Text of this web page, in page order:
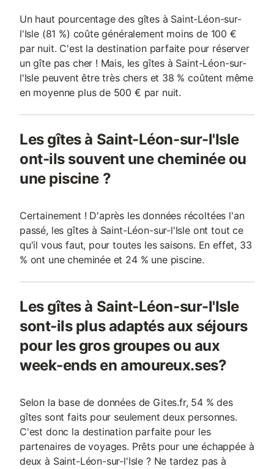
Un haut pourcentage des gîtes à Saint-Léon-sur-
l'Isle (81 %) coûte généralement moins de 100 €
par nuit. C'est la destination parfaite pour réserver
un gîte pas cher ! Mais, les gîtes à Saint-Léon-sur-
l'Isle peuvent être très chers et 38 % coûtent même
en moyenne plus de 500 € par nuit.
Les gîtes à Saint-Léon-sur-l'Isle
ont-ils souvent une cheminée ou
une piscine ?
Certainement ! D'après les données récoltées l'an
passé, les gîtes à Saint-Léon-sur-l'Isle ont tout ce
qu'il vous faut, pour toutes les saisons. En effet, 33
% ont une cheminée et 24 % une piscine.
Les gîtes à Saint-Léon-sur-l'Isle
sont-ils plus adaptés aux séjours
pour les gros groupes ou aux
week-ends en amoureux.ses?
Selon la base de données de Gites.fr, 54 % des
gîtes sont faits pour seulement deux personnes.
C'est donc la destination parfaite pour les
partenaires de voyages. Prêts pour une échappée à
deux à Saint-Léon-sur-l'Isle ? Ne tardez pas à